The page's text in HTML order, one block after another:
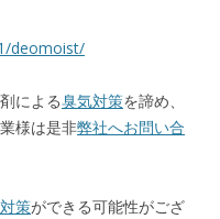
deomoist/
による臭気対策を諦め、
様は是非弊社へお問い合
策ができる可能性がござ